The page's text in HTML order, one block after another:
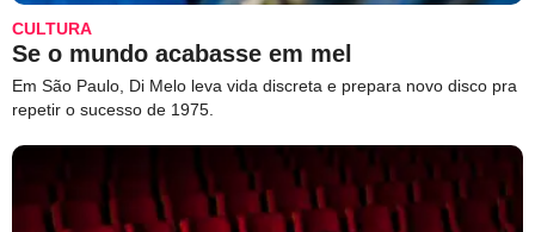
CULTURA
Se o mundo acabasse em mel
Em São Paulo, Di Melo leva vida discreta e prepara novo disco pra
repetir o sucesso de 1975.